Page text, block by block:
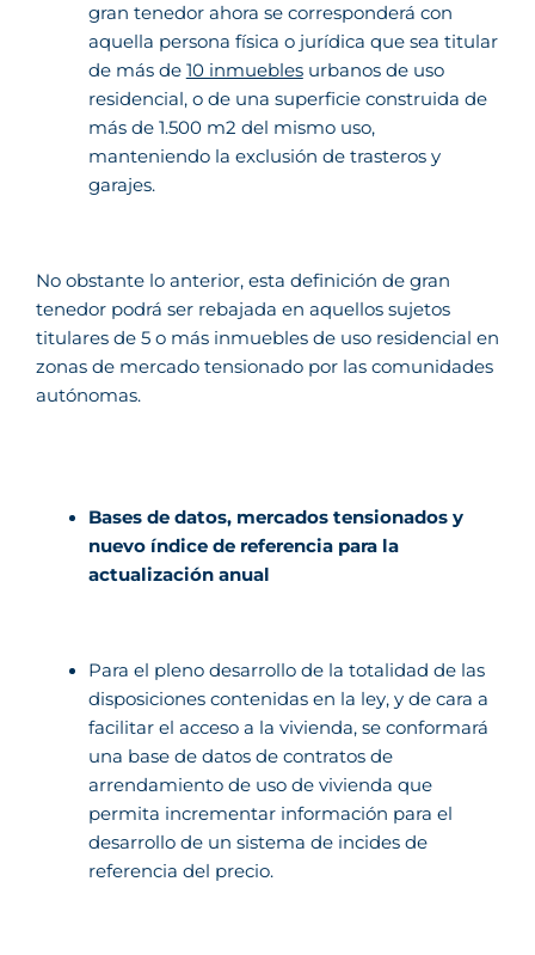
gran tenedor ahora se corresponderá con
aquella persona física o jurídica que sea titular
de más de 10 inmueblesurbanos de uso
residencial, o de una superficie construida de
más de 1.500 m2 del mismo uso,
manteniendo la exclusión de trasteros y
garajes.
No obstante lo anterior, esta definición de gran
tenedor podrá ser rebajada en aquellos sujetos
titulares de 5 o más inmuebles de uso residencial en
zonas de mercado tensionado por las comunidades
autónomas.
Bases de datos, mercados tensionados y
nuevo índice de referencia para la
actualización anual
Para el pleno desarrollo de la totalidad de las
disposiciones contenidas en la ley, y de cara a
facilitar el acceso a la vivienda, se conformará
una base de datos de contratos de
arrendamiento de uso de vivienda que
permita incrementar información para el
desarrollo de un sistema de incides de
referencia del precio.